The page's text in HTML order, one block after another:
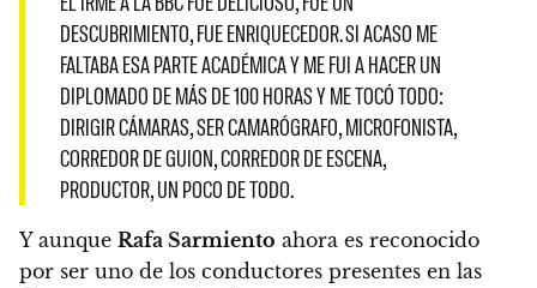
DESCUBRIMIENTO, FUE ENRIQUECEDOR. SI ACASO ME
FALTABA ESA PARTE ACADÉMICA Y ME FUI A HACER UN
DIPLOMADO DE MÁS DE 100 HORAS Y ME TOCÓ TODO:
DIRIGIR CÁMARAS, SER CAMARÓGRAFO, MICROFONISTA,
CORREDOR DE GUION, CORREDOR DE ESCENA,
PRODUCTOR, UN POCO DE TODO.
Y aunque Rafa Sarmiento ahora es reconocido
por ser uno de los conductores presentes en las